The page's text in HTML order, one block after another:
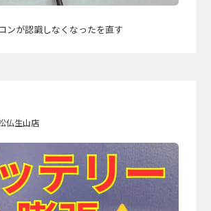
ンが認識しなくなったを直す
仏生山店